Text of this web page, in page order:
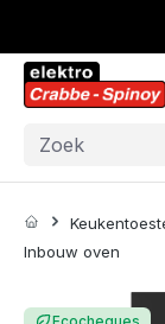
Inbouw oven